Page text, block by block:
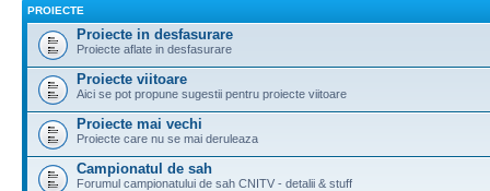
PROIECTE
Proiecte in desfasurare
Proiecte aflate in desfasurare
Proiecte viitoare
Aici se pot propune sugestii pentru proiecte viitoare
Proiecte mai vechi
Proiecte care nu se mai deruleaza
Campionatul de sah
Forumul campionatului de sah CNITV - detalii & stuff